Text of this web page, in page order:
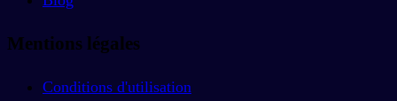
Mentions légales
Conditions d'utilisation